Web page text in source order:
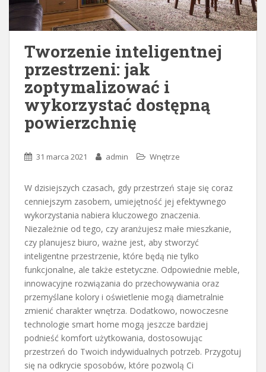
Tworzenie inteligentnej
przestrzeni: jak
zoptymalizować i
wykorzystać dostępną
powierzchnię
31 marca 2021 admin Wnętrze
W dzisiejszych czasach, gdy przestrzeń staje się coraz
cenniejszym zasobem, umiejętność jej efektywnego
wykorzystania nabiera kluczowego znaczenia.
Niezależnie od tego, czy aranżujesz małe mieszkanie,
czy planujesz biuro, ważne jest, aby stworzyć
inteligentne przestrzenie, które będą nie tylko
funkcjonalne, ale także estetyczne. Odpowiednie meble,
innowacyjne rozwiązania do przechowywania oraz
przemyślane kolory i oświetlenie mogą diametralnie
zmienić charakter wnętrza. Dodatkowo, nowoczesne
technologie smart home mogą jeszcze bardziej
podnieść komfort użytkowania, dostosowując
przestrzeń do Twoich indywidualnych potrzeb. Przygotuj
się na odkrycie sposobów, które pozwolą Ci